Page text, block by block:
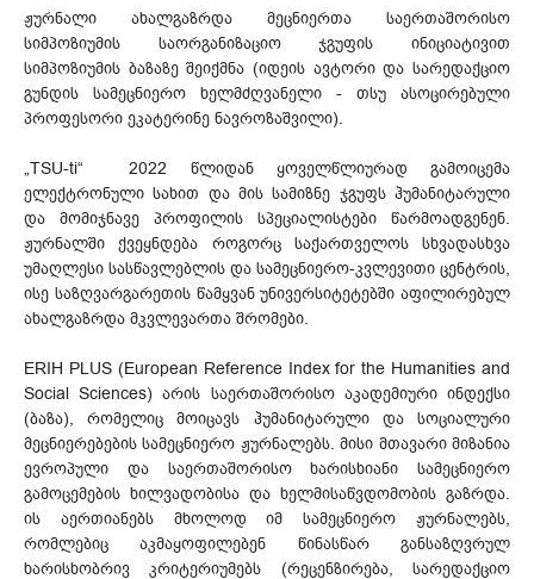
ჟურნალი ახალგაზრდა მეცნიერთა საერთაშორისო
სიმპოზიუმის საორგანიზაციო ჯგუფის ინიციატივით
სიმპოზიუმის ბაზაზე შეიქმნა (იდეის ავტორი და სარედაქციო
გუნდის სამეცნიერო ხელმძღვანელი - თსუ ასოცირებული
პროფესორი ეკატერინე ნავროზაშვილი).
„TSU-ti“ 2022 წლიდან ყოველწლიურად გამოიცემა
ელექტრონული სახით და მის სამიზნე ჯგუფს ჰუმანიტარული
და მომიჯნავე პროფილის სპეციალისტები წარმოადგენენ.
ჟურნალში ქვეყნდება როგორც საქართველოს სხვადასხვა
უმაღლესი სასწავლებლის და სამეცნიერო-კვლევითი ცენტრის,
ისე საზღვარგარეთის წამყვან უნივერსიტეტებში აფილირებულ
ახალგაზრდა მკვლევართა შრომები.
ERIH PLUS (European Reference Index for the Humanities and
Social Sciences) არის საერთაშორისო აკადემიური ინდექსი
(ბაზა), რომელიც მოიცავს ჰუმანიტარული და სოციალური
მეცნიერებების სამეცნიერო ჟურნალებს. მისი მთავარი მიზანია
ევროპული და საერთაშორისო ხარისხიანი სამეცნიერო
გამოცემების ხილვადობისა და ხელმისაწვდომობის გაზრდა.
ის აერთიანებს მხოლოდ იმ სამეცნიერო ჟურნალებს,
რომლებიც აკმაყოფილებენ წინასწარ განსაზღვრულ
ხარისხობრივ კრიტერიუმებს (რეცენზირება, სარედაქციო